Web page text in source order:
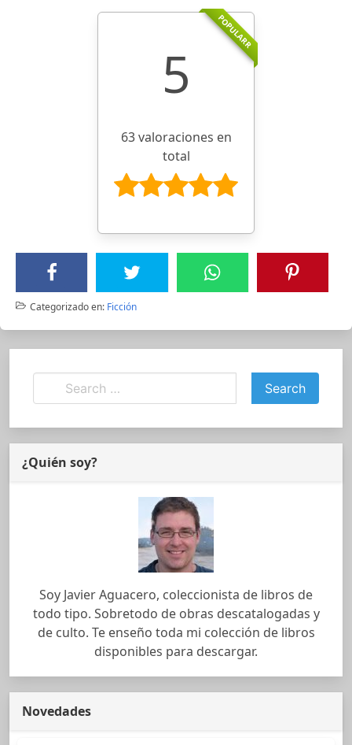
POPULARR
5
63 valoraciones en
total
Categorizado en: Ficción
¿Quién soy?
Soy Javier Aguacero, coleccionista de libros de
todo tipo. Sobretodo de obras descatalogadas y
de culto. Te enseño toda mi colección de libros
disponibles para descargar.
Novedades